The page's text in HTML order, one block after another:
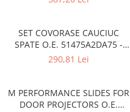
Suport aripa
Suport far
Traversa
SET COVORASE CAUCIUC
SPATE O.E. 51475A2DA75 -
BMW X1 U11 U12
290,81 Lei
M PERFORMANCE SLIDES FOR
DOOR PROJECTORS O.E.